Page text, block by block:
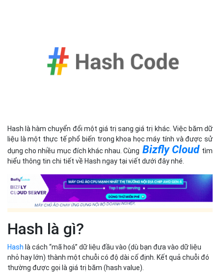
Hash là hàm chuyển đổi một giá trị sang giá trị khác. Việc băm dữ
liệu là một thực tế phổ biến trong khoa học máy tính và được sử
dụng cho nhiều mục đích khác nhau. Cùng Bizfly Cloud tìm
hiểu thông tin chi tiết về Hash ngay tại viết dưới đây nhé.
Hash là gì?
Hash là cách “mã hoá” dữ liệu đầu vào (dù bạn đưa vào dữ liệu
nhỏ hay lớn) thành một chuỗi có độ dài cố định. Kết quả chuỗi đó
thường được gọi là giá trị băm (hash value).